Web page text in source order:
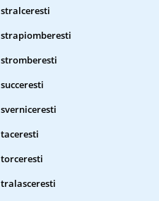
stralceresti
strapiomberesti
stromberesti
succeresti
sverniceresti
taceresti
torceresti
tralasceresti